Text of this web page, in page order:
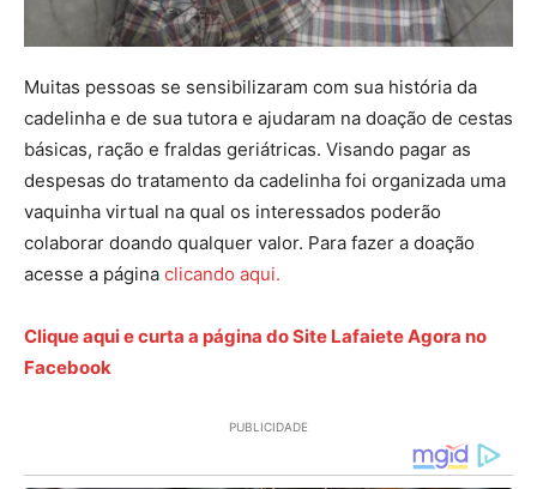
Muitas pessoas se sensibilizaram com sua história da
cadelinha e de sua tutora e ajudaram na doação de cestas
básicas, ração e fraldas geriátricas. Visando pagar as
despesas do tratamento da cadelinha foi organizada uma
vaquinha virtual na qual os interessados poderão
colaborar doando qualquer valor. Para fazer a doação
acesse a página clicando aqui.
Clique aqui e curta a página do Site Lafaiete Agora no
Facebook
PUBLICIDADE